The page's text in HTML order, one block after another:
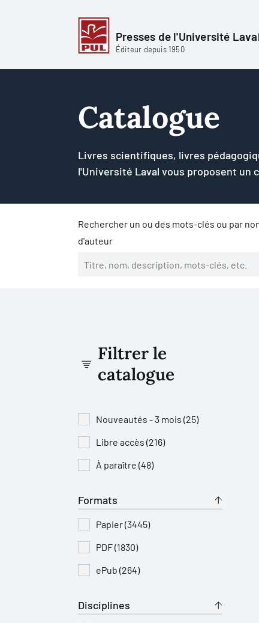
Presses de l'Université
Éditeur depuis 1950
Catalogue
Livres scientifiques, livres
l'Université Laval vous proposent un
Rechercher un ou des mots-clés ou par
d'auteur
Filtrer le
catalogue
Nouveautés - 3 mois (25)
Libre accès (216)
À paraître (48)
Formats
Papier (3445)
PDF (1830)
ePub (264)
Disciplines